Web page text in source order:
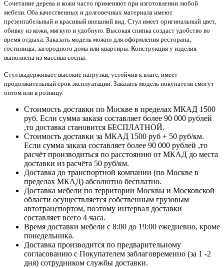
Сочетание дерева и кожи часто применяют при изготовлении любой
мебели. Оба качественных и долговечных материала имеют
презентабельный и красивый внешний вид. Стул имеет оригинальный цвет,
обивку из кожи, мягкую и удобную. Высокая спинка создаст удобство во
время отдыха. Заказать модель можно для оформления ресторана,
гостиницы, загородного дома или квартиры. Конструкция у изделия
выполнена из массива сосны.
Стул выдерживает высокие нагрузки, устойчив к влаге, имеет
продолжительный срок эксплуатации. Заказать модель покупатели смогут
оптом или в розницу.
Стоимость доставки по Москве в пределах МКАД 1500
руб. Если сумма заказа составляет более 90 000 рублей
,то доставка становится БЕСПЛАТНОЙ.
Стоимость доставки за МКАД 1500 руб + 50 руб/км.
Если сумма заказа составляет более 90 000 рублей ,то
расчёт производиться по расстоянию от МКАД до места
доставки из расчёта 50 руб/км.
Доставка до транспортной компании (по Москве в
пределах МКАД) абсолютно бесплатно.
Доставка мебели по территории Москвы и Московской
области осуществляется собственным грузовым
автотранспортом, поэтому интервал доставки
составляет всего 4 часа.
Время доставки мебели с 8:00 до 19:00 ежедневно, кроме
понедельника.
Доставка производится по предварительному
согласованию с Покупателем заблаговременно (за 1 -2
дня) сотрудником службы доставки.